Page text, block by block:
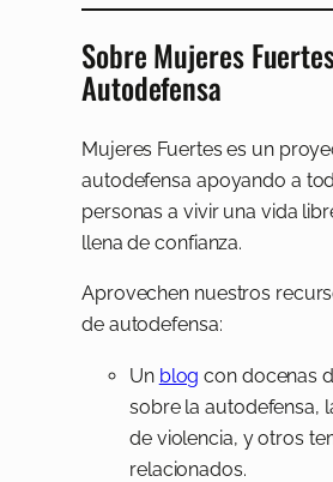
Sobre Mujeres
Autodefensa
Mujeres Fuertes es un
autodefensa apoyando a
personas a vivir una vida
llena de confianza.
Aprovechen nuestros
de autodefensa:
Un blog con docenas
sobre la autodefensa,
de violencia, y otros
relacionados.